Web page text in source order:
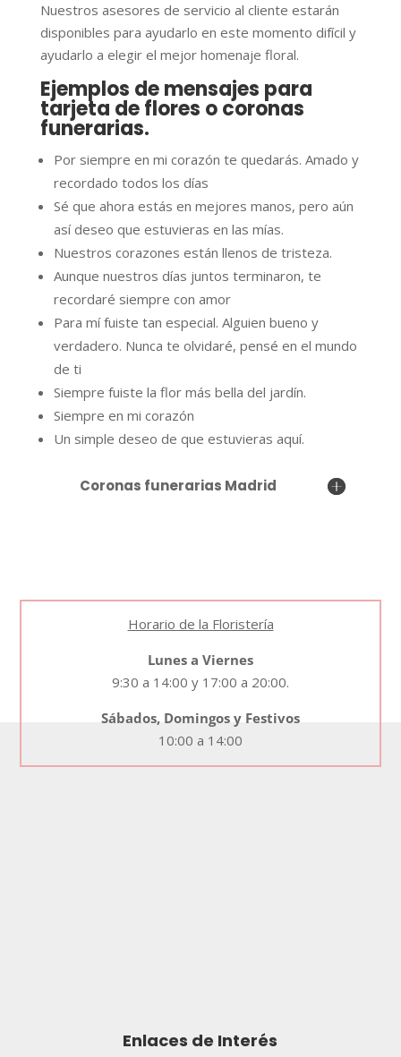
Nuestros asesores de servicio al cliente estarán
disponibles para ayudarlo en este momento difícil y
ayudarlo a elegir el mejor homenaje floral.
Ejemplos de mensajes para
tarjeta de flores o coronas
funerarias.
Por siempre en mi corazón te quedarás. Amado y
recordado todos los días
Sé que ahora estás en mejores manos, pero aún
así deseo que estuvieras en las mías.
Nuestros corazones están llenos de tristeza.
Aunque nuestros días juntos terminaron, te
recordaré siempre con amor
Para mí fuiste tan especial. Alguien bueno y
verdadero. Nunca te olvidaré, pensé en el mundo
de ti
Siempre fuiste la flor más bella del jardín.
Siempre en mi corazón
Un simple deseo de que estuvieras aquí.
Coronas funerarias Madrid
Horario de la Floristería
Lunes a Viernes
9:30 a 14:00 y 17:00 a 20:00.
Sábados, Domingos y Festivos
10:00 a 14:00
Enlaces de Interés